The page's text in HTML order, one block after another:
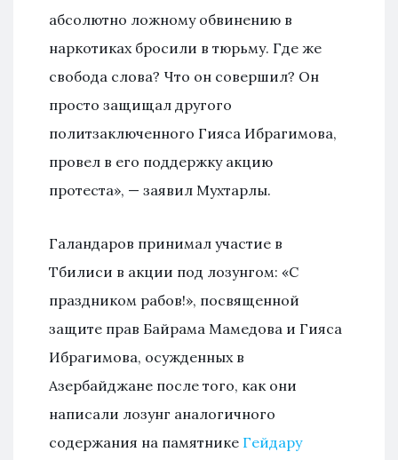
абсолютно ложному обвинению в
наркотиках бросили в тюрьму. Где же
свобода слова? Что он совершил? Он
просто защищал другого
политзаключенного Гияса Ибрагимова,
провел в его поддержку акцию
протеста», — заявил Мухтарлы.
Галандаров принимал участие в
Тбилиси в акции под лозунгом: «С
праздником рабов!», посвященной
защите прав Байрама Мамедова и Гияса
Ибрагимова, осужденных в
Азербайджане после того, как они
написали лозунг аналогичного
содержания на памятнике Гейдару